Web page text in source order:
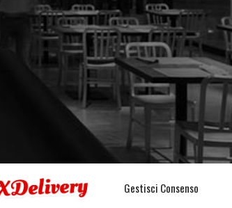
Gestisci Consenso